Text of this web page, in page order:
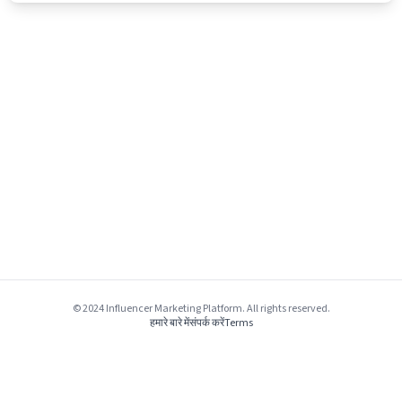
© 2024 Influencer Marketing Platform. All rights reserved.
हमारे बारे मेंसंपर्क करेंTerms